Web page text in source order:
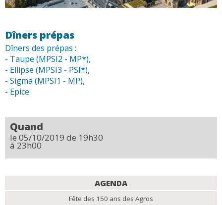
Dîners prépas
Dîners des prépas :
- Taupe (MPSI2 - MP*),
- Ellipse (MPSI3 - PSI*),
- Sigma (MPSI1 - MP),
- Epice
Quand
le 05/10/2019 de 19h30
à 23h00
AGENDA
Fête des 150 ans des Agros